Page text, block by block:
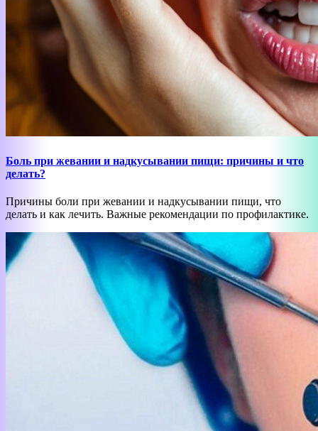
Боль при жевании и надкусывании пищи: причины и что
делать?
Причины боли при жевании и надкусывании пищи, что
делать и как лечить. Важные рекомендации по профилактике.